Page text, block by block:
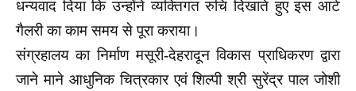
धन्यवाद दिया कि उन्होंने व्यक्तिगत रुचि दिखाते हुए इस आर्ट
गैलरी का काम समय से पूरा कराया।
संग्रहालय का निर्माण मसूरी-देहरादून विकास प्राधिकरण द्वारा
जाने माने आधुनिक चित्रकार एवं शिल्पी श्री सुरेंद्र पाल जोशी